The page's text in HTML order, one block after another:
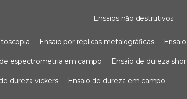
ensaios não destrutivos
ensaio por réplicas metalográficas
de espectrometria em campo ensaio de dureza
de dureza vickers ensaio de dureza em campo